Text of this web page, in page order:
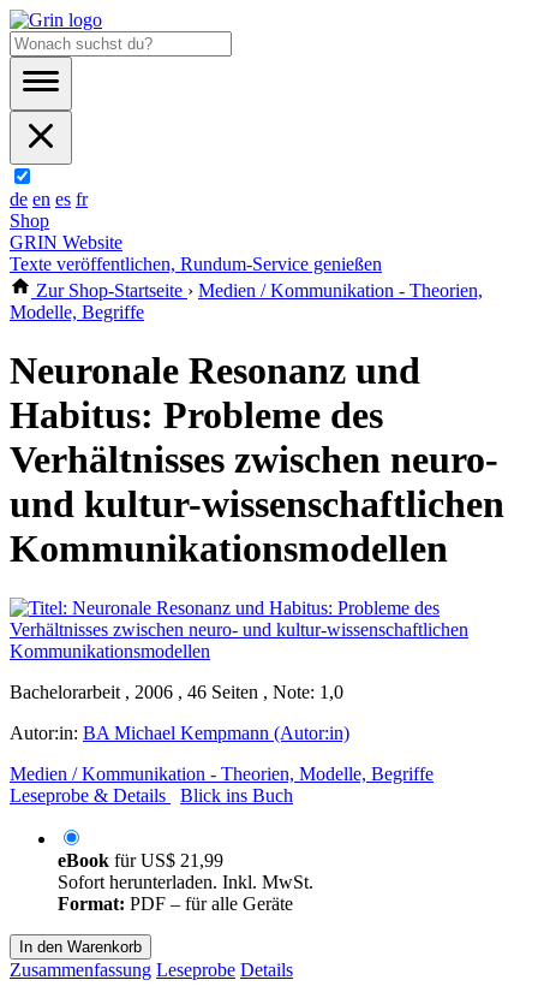
de en es fr
Shop
GRIN Website
Texte veröffentlichen, Rundum-Service genießen
Zur Shop-Startseite › Medien / Kommunikation - Theorien,
Modelle, Begriffe
Neuronale Resonanz und
Habitus: Probleme des
Verhältnisses zwischen neuro-
und kultur-wissenschaftlichen
Kommunikationsmodellen
Bachelorarbeit , 2006 , 46 Seiten , Note: 1,0
Autor:in: BA Michael Kempmann (Autor:in)
Medien / Kommunikation - Theorien, Modelle, Begriffe
Leseprobe & Details
Blick ins Buch
eBook fürUS$ 21,99
Sofort herunterladen. Inkl. MwSt.
Format: PDF – für alle Geräte
In den Warenkorb
Zusammenfassung Leseprobe Details